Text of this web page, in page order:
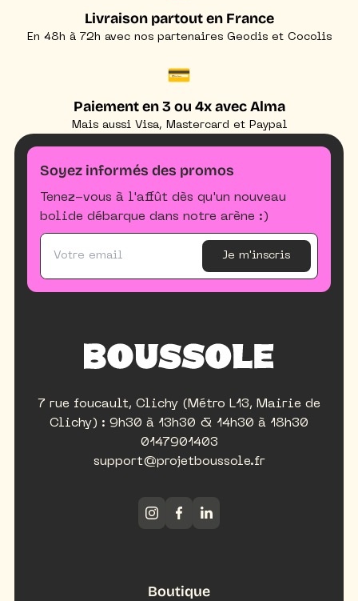
Livraison partout en France
En 48h à 72h avec nos partenaires Geodis et Cocolis
💳
Paiement en 3 ou 4x avec Alma
Mais aussi Visa, Mastercard et Paypal
Soyez informés des promos
Tenez-vous à l'affût dès qu'un nouveau
bolide débarque dans notre arène :)
Je m'inscris
7 rue foucault, Clichy (Métro L13, Mairie de
Clichy) : 9h30 à 13h30 & 14h30 à 18h30
0147901403
support@projetboussole.fr
Boutique